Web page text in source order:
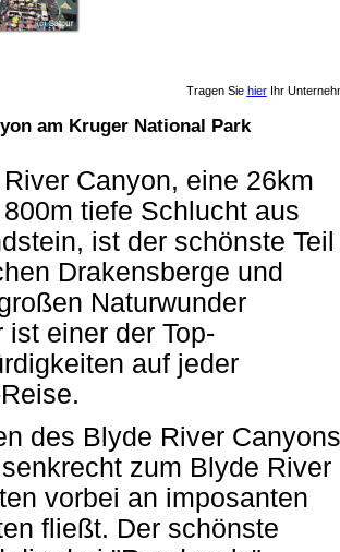
Tragen Sie hierIhr
am Kruger National Park
Canyon, eine 26km
800m tiefe Schlucht aus
ist der schönste Teil
Drakensberge und
Naturwunder
ist einer der Top-
auf jeder
des Blyde River Canyons
zum Blyde River
vorbei an imposanten
fließt. Der schönste